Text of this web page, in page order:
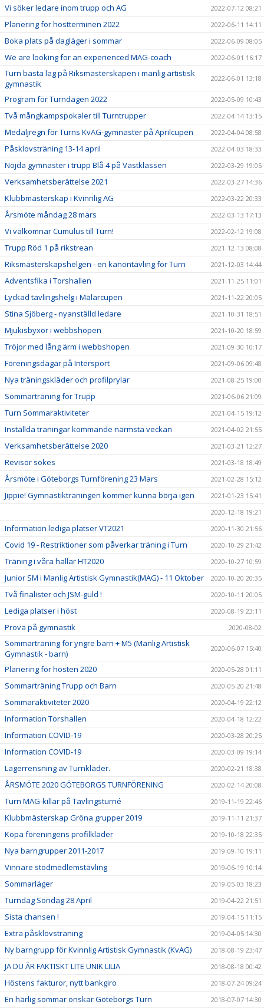
Vi söker ledare inom trupp och AG 2022-07-12 08:21
Planering för höstterminen 2022 2022-06-11 14:11
Boka plats på dagläger i sommar 2022-06-09 08:05
We are looking for an experienced MAG-coach 2022-06-01 16:17
Turn bästa lag på Riksmästerskapen i manlig artistisk
gymnastik
2022-06-01 13:18
Program för Turndagen 2022 2022-05-09 10:43
Två mångkampspokaler till Turntrupper 2022-04-14 13:15
Medaljregn för Turns KvAG-gymnaster på Aprilcupen 2022-04-04 08:58
Påsklovsträning 13-14 april 2022-04-03 18:33
Nöjda gymnaster i trupp Blå 4 på Västklassen 2022-03-29 19:05
Verksamhetsberättelse 2021 2022-03-27 14:36
Klubbmästerskap i Kvinnlig AG 2022-03-22 20:33
Årsmöte måndag 28 mars 2022-03-13 17:13
Vi välkomnar Cumulus till Turn! 2022-02-12 19:08
Trupp Röd 1 på rikstrean 2021-12-13 08:08
Riksmästerskapshelgen - en kanontävling för Turn 2021-12-03 14:44
Adventsfika i Torshallen 2021-11-25 11:01
Lyckad tävlingshelg i Mälarcupen 2021-11-22 20:05
Stina Sjöberg - nyanställd ledare 2021-10-31 18:51
Mjukisbyxor i webbshopen 2021-10-20 18:59
Tröjor med lång ärm i webbshopen 2021-09-30 10:17
Föreningsdagar på Intersport 2021-09-06 09:48
Nya träningskläder och profilprylar 2021-08-25 19:00
Sommarträning för Trupp 2021-06-06 21:09
Turn Sommaraktiviteter 2021-04-15 19:12
Inställda träningar kommande närmsta veckan 2021-04-02 21:55
Verksamhetsberättelse 2020 2021-03-21 12:27
Revisor sökes 2021-03-18 18:49
Årsmöte i Göteborgs Turnförening 23 Mars 2021-02-28 15:12
Jippie! Gymnastikträningen kommer kunna börja igen
2021-01-23 15:41
2020-12-18 19:21
Information lediga platser VT2021 2020-11-30 21:56
Covid 19 - Restriktioner som påverkar träning i Turn 2020-10-29 21:42
Träning i våra hallar HT2020 2020-10-27 10:59
Junior SM i Manlig Artistisk Gymnastik(MAG) - 11 Oktober 2020-10-20 20:35
Två finalister och JSM-guld ! 2020-10-11 20:05
Lediga platser i höst 2020-08-19 23:11
Prova på gymnastik 2020-08-02
Sommarträning för yngre barn + M5 (Manlig Artistisk
Gymnastik - barn)
2020-06-07 15:40
Planering för hösten 2020 2020-05-28 01:11
Sommarträning Trupp och Barn 2020-05-20 21:48
Sommaraktiviteter 2020 2020-04-19 22:12
Information Torshallen 2020-04-18 12:22
Information COVID-19 2020-03-28 20:25
Information COVID-19 2020-03-09 19:14
Lagerrensning av Turnkläder. 2020-02-21 18:38
ÅRSMÖTE 2020 GÖTEBORGS TURNFÖRENING 2020-02-14 20:08
Turn MAG-killar på Tävlingsturné 2019-11-19 22:46
Klubbmästerskap Gröna grupper 2019 2019-11-11 21:37
Köpa föreningens profilkläder 2019-10-18 22:35
Nya barngrupper 2011-2017 2019-09-10 19:11
Vinnare stödmedlemstävling 2019-06-19 10:14
Sommarläger 2019-05-03 18:23
Turndag Söndag 28 April 2019-04-22 21:51
Sista chansen ! 2019-04-15 11:15
Extra påsklovsträning 2019-04-05 14:30
Ny barngrupp för Kvinnlig Artistisk Gymnastik (KvAG) 2018-08-19 23:47
JA DU ÄR FAKTISKT LITE UNIK LILIA 2018-08-18 00:42
Höstens fakturor, nytt bankgiro 2018-07-24 09:24
En härlig sommar önskar Göteborgs Turn 2018-07-07 14:30